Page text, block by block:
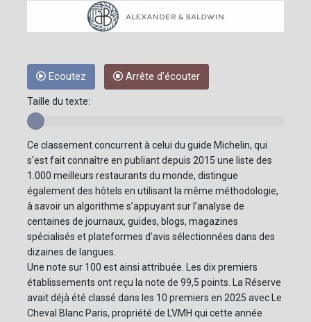
Ecoutez Arrête d'écouter
Taille du texte:
Ce classement concurrent à celui du guide Michelin, qui
s'est fait connaître en publiant depuis 2015 une liste des
1.000 meilleurs restaurants du monde, distingue
également des hôtels en utilisant la même méthodologie,
à savoir un algorithme s’appuyant sur l’analyse de
centaines de journaux, guides, blogs, magazines
spécialisés et plateformes d’avis sélectionnées dans des
dizaines de langues.
Une note sur 100 est ainsi attribuée. Les dix premiers
établissements ont reçu la note de 99,5 points. La Réserve
avait déjà été classé dans les 10 premiers en 2025 avec Le
Cheval Blanc Paris, propriété de LVMH qui cette année